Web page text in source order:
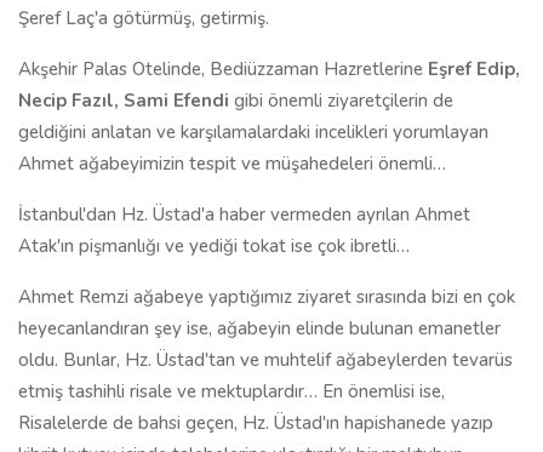
Şeref Laç'a götürmüş, getirmiş.
Akşehir Palas Otelinde, Bediüzzaman Hazretlerine Eşref Edip,
Necip Fazıl, Sami Efendi gibi önemli ziyaretçilerin de
geldiğini anlatan ve karşılamalardaki incelikleri yorumlayan
Ahmet ağabeyimizin tespit ve müşahedeleri önemli…
İstanbul'dan Hz. Üstad'a haber vermeden ayrılan Ahmet
Atak'ın pişmanlığı ve yediği tokat ise çok ibretli…
Ahmet Remzi ağabeye yaptığımız ziyaret sırasında bizi en çok
heyecanlandıran şey ise, ağabeyin elinde bulunan emanetler
oldu. Bunlar, Hz. Üstad'tan ve muhtelif ağabeylerden tevarüs
etmiş tashihli risale ve mektuplardır… En önemlisi ise,
Risalelerde de bahsi geçen, Hz. Üstad'ın hapishanede yazıp